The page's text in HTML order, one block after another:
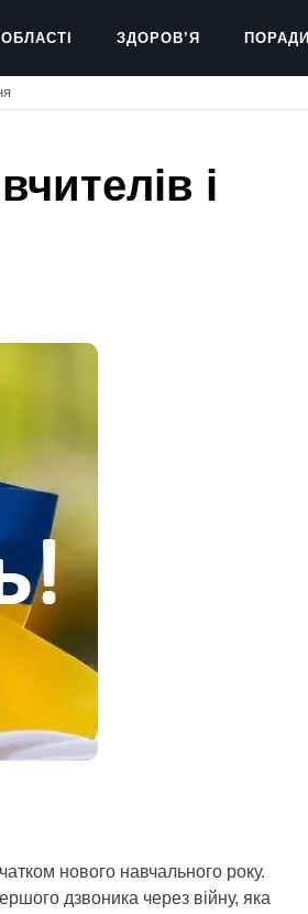
ЗДОРОВ’Я ПОРАДИ
і
нового навчального року.
дзвоника через війну, яка